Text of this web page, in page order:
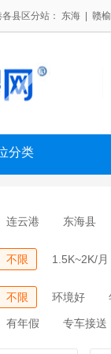
县区分站： 东海 赣榆
分类
连云港 东海县
不限 1.5K~2K/月
不限 环境好
有年假 专车接送